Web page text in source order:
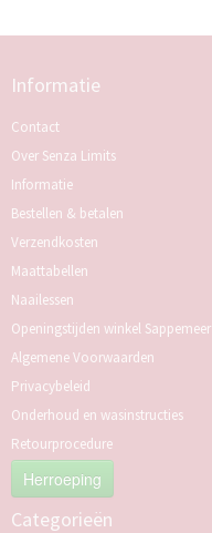
Informatie
Contact
Over Senza Limits
Informatie
Bestellen & betalen
Verzendkosten
Maattabellen
Naailessen
Openingstijden winkel Sappemeer
Algemene Voorwaarden
Privacybeleid
Onderhoud en wasinstructies
Retourprocedure
Herroeping
Categorieën